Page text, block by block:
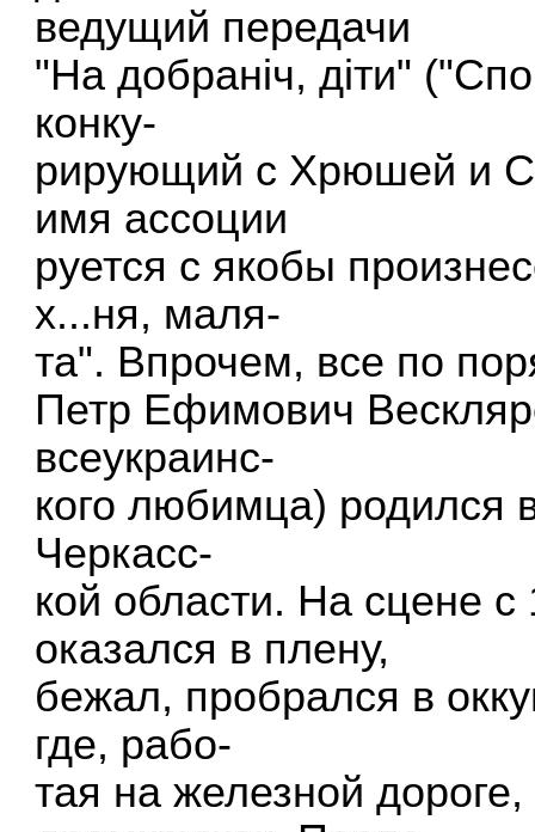
ведущий передачи
"На добранiч, дiти"
конку-
рирующий с Хрюшей и
имя ассоции
руется с якобы
х...ня, маля-
та". Впрочем, все по
Петр Ефимович
всеукраинс-
кого любимца) родился
Черкасс-
кой области. На сцене
оказался в плену,
бежал, пробрался в
где, рабо-
тая на железной